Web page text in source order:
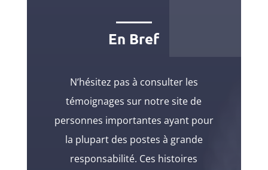
En Bref
N’hésitez pas à consulter les
témoignages sur notre site de
personnes importantes ayant pour
la plupart des postes à grande
responsabilité. Ces histoires